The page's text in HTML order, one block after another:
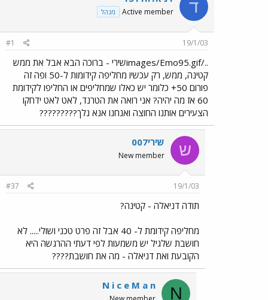
ד Active member מנהל
19/1/03
#1
../images/Emo95.gifשירי - ברוכה הבא אבל את ממש
קטינה, ממש, רק עכשיו מחליפה קידומות ל-50 ופה זה
פורום 50+ כלומר יש כאלו שמחליפים או החליפו לקידומת
60 אז מה יהיה? אני רואה את הטרנד, לאט לאט ידחקו
הצעירים אותנו החוצה ואנחנו אנא נלך?????????
ש שירי007
New member
19/1/03
#37
תודה דניאלה - קטינה?
מחליפה קידומת ל- 40 אבל זה פרט טכני ושולי..... לא
חושבת שלגיל יש משמעות לפי דעתי ההרגשה היא
הקובעת ואת דניאלה - מה את חושבת????
N
N i c e M a n